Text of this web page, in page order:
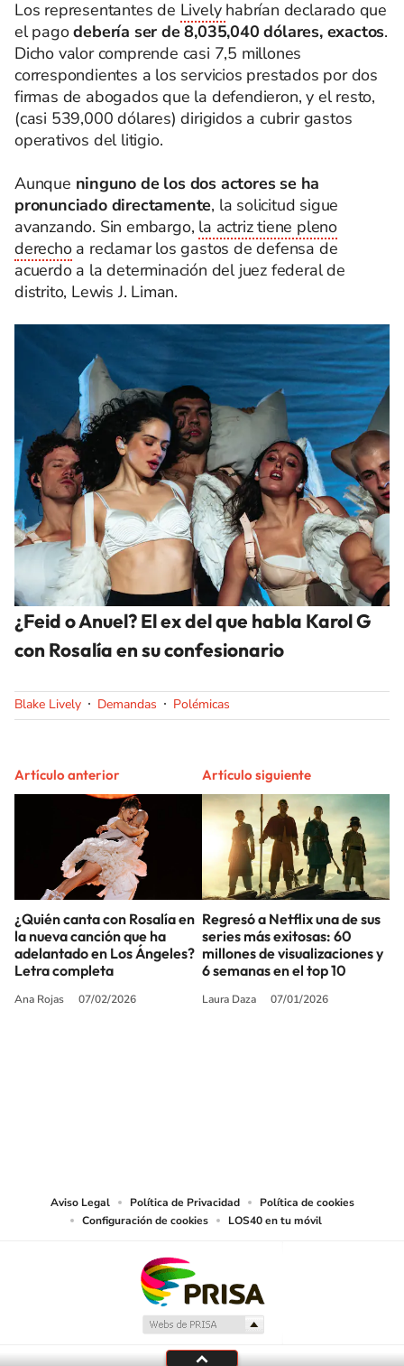
Los representantes de Lively habrían declarado que
el pagodebería ser de 8,035,040 dólares, exactos.
Dicho valor comprende casi 7,5 millones
correspondientes a los servicios prestados por dos
firmas de abogados que la defendieron, y el resto,
(casi 539,000 dólares) dirigidos a cubrir gastos
operativos del litigio.
Aunque ninguno de los dos actores se ha
pronunciado directamente, la solicitud sigue
avanzando. Sin embargo, la actriz tiene pleno
derechoa reclamar los gastos de defensa de
acuerdo a la determinación del juez federal de
distrito, Lewis J. Liman.
¿Feid o Anuel? El ex del que habla Karol G
con Rosalía en su confesionario
Blake Lively Demandas Polémicas
Artículo anterior
¿Quién canta con Rosalía en
la nueva canción que ha
adelantado en Los Ángeles?
Letra completa
Ana Rojas 07/02/2026
Artículo siguiente
Regresó a Netflix una de sus
series más exitosas: 60
millones de visualizaciones y
6 semanas en el top 10
Laura Daza 07/01/2026
Aviso Legal Política de Privacidad
Política de cookies
Configuración de cookies
LOS40 en tu móvil